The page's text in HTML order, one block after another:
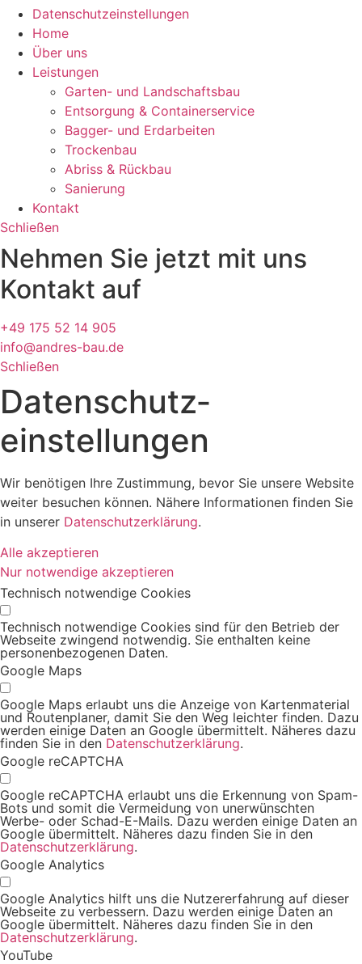
Datenschutzeinstellungen
Home
Über uns
Leistungen
Garten- und Landschaftsbau
Entsorgung & Containerservice
Bagger- und Erdarbeiten
Trockenbau
Abriss & Rückbau
Sanierung
Kontakt
Schließen
Nehmen Sie jetzt mit uns
Kontakt auf
+49 175 52 14 905
info@andres-bau.de
Schließen
Datenschutz­
einstellungen
Wir benötigen Ihre Zustimmung, bevor Sie unsere Website
weiter besuchen können. Nähere Informationen finden Sie
in unserer Datenschutzerklärung.
Alle akzeptieren
Nur notwendige akzeptieren
Technisch notwendige Cookies
Technisch notwendige Cookies sind für den Betrieb der
Webseite zwingend notwendig. Sie enthalten keine
personenbezogenen Daten.
Google Maps
Google Maps erlaubt uns die Anzeige von Kartenmaterial
und Routenplaner, damit Sie den Weg leichter finden. Dazu
werden einige Daten an Google übermittelt. Näheres dazu
finden Sie in den Datenschutzerklärung.
Google reCAPTCHA
Google reCAPTCHA erlaubt uns die Erkennung von Spam-
Bots und somit die Vermeidung von unerwünschten
Werbe- oder Schad-E-Mails. Dazu werden einige Daten an
Google übermittelt. Näheres dazu finden Sie in den
Datenschutzerklärung.
Google Analytics
Google Analytics hilft uns die Nutzererfahrung auf dieser
Webseite zu verbessern. Dazu werden einige Daten an
Google übermittelt. Näheres dazu finden Sie in den
Datenschutzerklärung.
YouTube